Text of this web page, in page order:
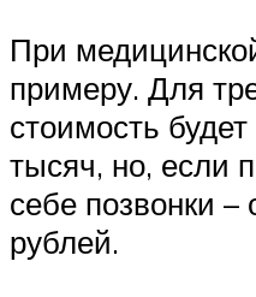
При
примеру. Для
стоимость
тысяч, но, если
себе позвонки
рублей.